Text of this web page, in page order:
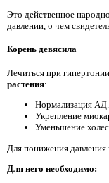
Это действенное
давлении, о чем
Корень девясила
Лечиться при
растения:
Нормализация АД.
Укрепление
Уменьшение
Для понижения давления
Для него необходимо: